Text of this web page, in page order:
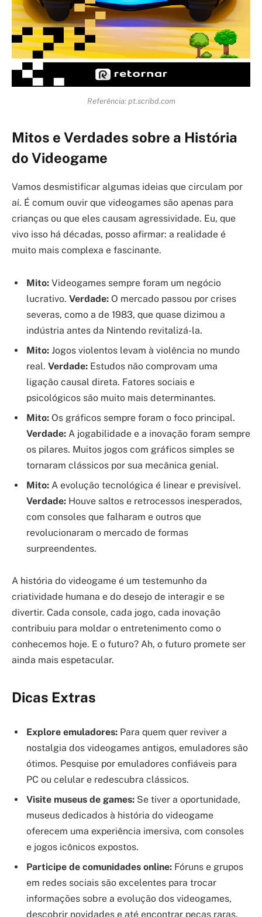
Referência: pt.scribd.com
Mitos e Verdades sobre a História
do Videogame
Vamos desmistificar algumas ideias que circulam por
aí. É comum ouvir que videogames são apenas para
crianças ou que eles causam agressividade. Eu, que
vivo isso há décadas, posso afirmar: a realidade é
muito mais complexa e fascinante.
Mito: Videogames sempre foram um negócio
lucrativo. Verdade: O mercado passou por crises
severas, como a de 1983, que quase dizimou a
indústria antes da Nintendo revitalizá-la.
Mito: Jogos violentos levam à violência no mundo
real. Verdade: Estudos não comprovam uma
ligação causal direta. Fatores sociais e
psicológicos são muito mais determinantes.
Mito: Os gráficos sempre foram o foco principal.
Verdade: A jogabilidade e a inovação foram sempre
os pilares. Muitos jogos com gráficos simples se
tornaram clássicos por sua mecânica genial.
Mito: A evolução tecnológica é linear e previsível.
Verdade: Houve saltos e retrocessos inesperados,
com consoles que falharam e outros que
revolucionaram o mercado de formas
surpreendentes.
A história do videogame é um testemunho da
criatividade humana e do desejo de interagir e se
divertir. Cada console, cada jogo, cada inovação
contribuiu para moldar o entretenimento como o
conhecemos hoje. E o futuro? Ah, o futuro promete ser
ainda mais espetacular.
Dicas Extras
Explore emuladores: Para quem quer reviver a
nostalgia dos videogames antigos, emuladores são
ótimos. Pesquise por emuladores confiáveis para
PC ou celular e redescubra clássicos.
Visite museus de games: Se tiver a oportunidade,
museus dedicados à história do videogame
oferecem uma experiência imersiva, com consoles
e jogos icônicos expostos.
Participe de comunidades online: Fóruns e grupos
em redes sociais são excelentes para trocar
informações sobre a evolução dos videogames,
descobrir novidades e até encontrar peças raras.